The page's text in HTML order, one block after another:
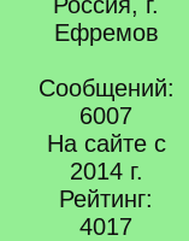
Ефремов
Сообщений:
6007
На сайте с
2014 г.
Рейтинг:
4017